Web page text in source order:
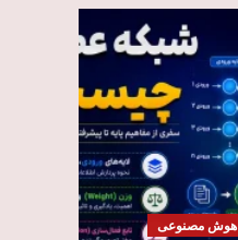
هوش مصنوعی